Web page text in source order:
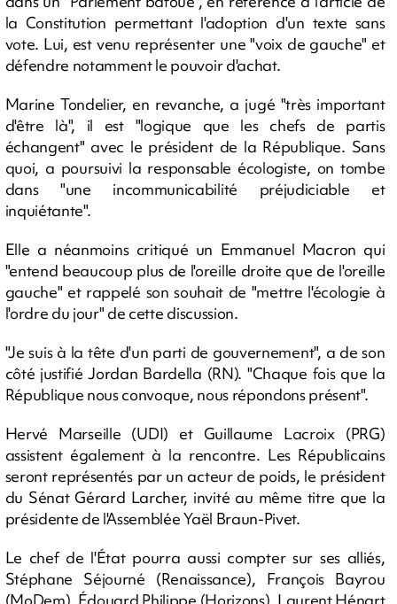
la Constitution permettant l'adoption d'un texte sans
vote. Lui, est venu représenter une "voix de gauche" et
défendre notamment le pouvoir d'achat.
Marine Tondelier, en revanche, a jugé "très important
d'être là", il est "logique que les chefs de partis
échangent" avec le président de la République. Sans
quoi, a poursuivi la responsable écologiste, on tombe
dans "une incommunicabilité préjudiciable et
inquiétante".
Elle a néanmoins critiqué un Emmanuel Macron qui
"entend beaucoup plus de l'oreille droite que de l'oreille
gauche" et rappelé son souhait de "mettre l'écologie à
l'ordre du jour" de cette discussion.
"Je suis à la tête d'un parti de gouvernement", a de son
côté justifié Jordan Bardella (RN). "Chaque fois que la
République nous convoque, nous répondons présent".
Hervé Marseille (UDI) et Guillaume Lacroix (PRG)
assistent également à la rencontre. Les Républicains
seront représentés par un acteur de poids, le président
du Sénat Gérard Larcher, invité au même titre que la
présidente de l'Assemblée Yaël Braun-Pivet.
Le chef de l'État pourra aussi compter sur ses alliés,
Stéphane Séjourné (Renaissance), François Bayrou